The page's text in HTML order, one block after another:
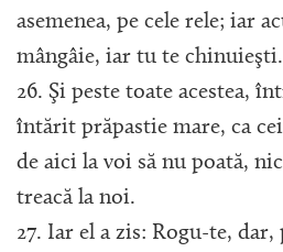
asemenea, pe cele rele; iar
mângâie, iar tu te chinuieşti.
26. Şi peste toate acestea,
întărit prăpastie mare, ca
de aici la voi să nu poată,
treacă la noi.
27. Iar el a zis: Rogu-te,